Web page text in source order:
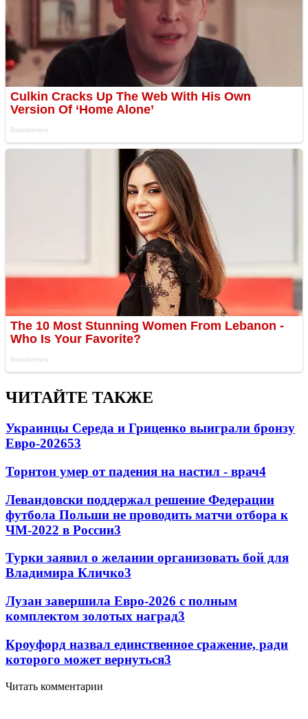
ЧИТАЙТЕ ТАКЖЕ
Украинцы Середа и Гриценко выиграли бронзу
Евро-202653
Торнтон умер от падения на настил - врач4
Левандовски поддержал решение Федерации
футбола Польши не проводить матчи отбора к
ЧМ-2022 в России3
Турки заявил о желании организовать бой для
Владимира Кличко3
Лузан завершила Евро-2026 с полным
комплектом золотых наград3
Кроуфорд назвал единственное сражение, ради
которого может вернуться3
Читать комментарии